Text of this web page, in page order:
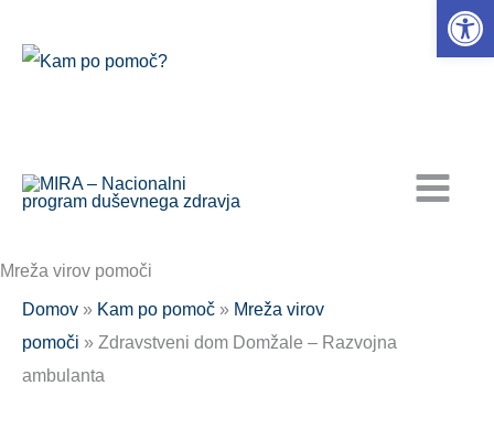
Mreža virov pomoči
Domov » Kam po pomoč » Mreža virov
pomoči » Zdravstveni dom Domžale – Razvojna
ambulanta